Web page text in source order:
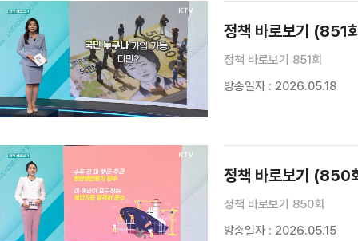
정책 바로보기 (851
정책 바로보기 851회
방송일자 : 2026.05.18
정책 바로보기 (850
정책 바로보기 850회
방송일자 : 2026.05.15
검색 조건
검색어 입력
검색